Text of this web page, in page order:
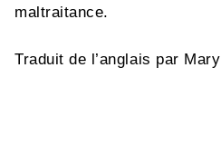
maltraitance.
Traduit de l’anglais par